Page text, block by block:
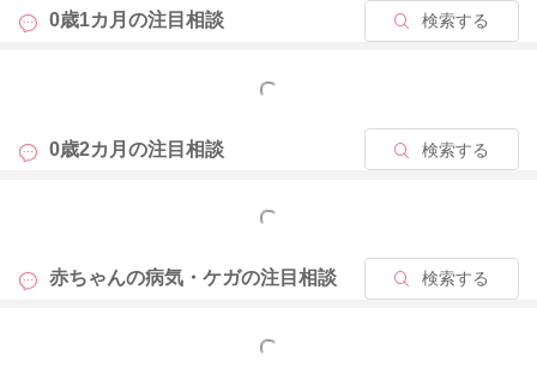
0歳1カ月の注目相談 検索する
もっと見る
0歳2カ月の注目相談 検索する
もっと見る
赤ちゃんの病気・ケガの注目相談 検索する
もっと見る